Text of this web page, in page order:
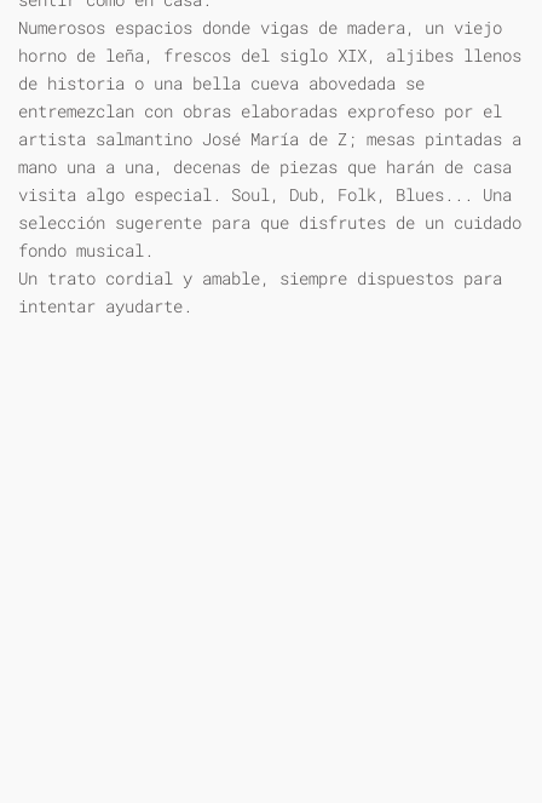
Numerosos espacios donde vigas de madera, un viejo
horno de leña, frescos del siglo XIX, aljibes llenos
de historia o una bella cueva abovedada se
entremezclan con obras elaboradas exprofeso por el
artista salmantino José María de Z; mesas pintadas a
mano una a una, decenas de piezas que harán de casa
visita algo especial. Soul, Dub, Folk, Blues... Una
selección sugerente para que disfrutes de un cuidado
fondo musical.
Un trato cordial y amable, siempre dispuestos para
intentar ayudarte.